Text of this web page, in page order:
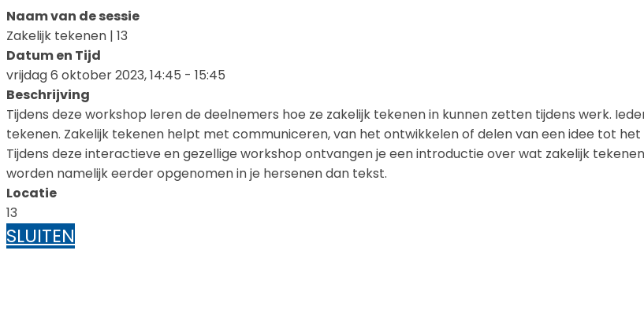
Naam van de sessie
Zakelijk tekenen | 13
Datum en Tijd
vrijdag 6 oktober 2023, 14:45 - 15:45
Beschrijving
Tijdens deze workshop leren de deelnemers hoe ze zakelijk tekenen in kunnen zetten tijdens werk.
tekenen. Zakelijk tekenen helpt met communiceren, van het ontwikkelen of delen van een idee tot
Tijdens deze interactieve en gezellige workshop ontvangen je een introductie over wat zakelijk
worden namelijk eerder opgenomen in je hersenen dan tekst.
Locatie
13
SLUITEN